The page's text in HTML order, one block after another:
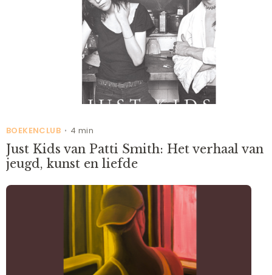
BOEKENCLUB • 4 min
Just Kids van Patti Smith: Het verhaal van
jeugd, kunst en liefde